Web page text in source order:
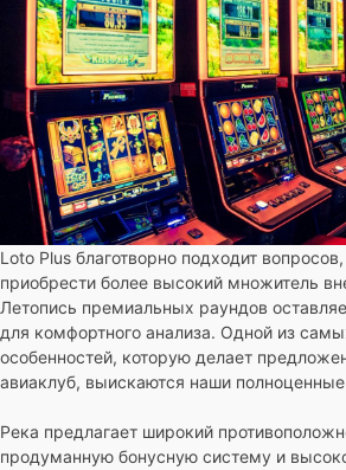
Loto Plus благотворно подходит
приобрести более высокий множитель
Летопись премиальных раундов
для комфортного анализа. Одной из
особенностей, которую делает
авиаклуб, выискаются наши
Река предлагает широкий
продуманную бонусную систему и